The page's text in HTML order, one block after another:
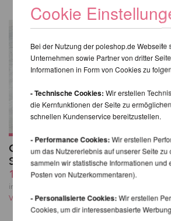
Glitzernde Overknee-
Strümpfe
19,48 EUR
inkl. 22 % MwSt.
Versandkosten
Cookie
Bei der Nutzung der poleshop.de Webseite
Unternehmen sowie Partner von dritter
Informationen in Form von Cookies zu
- Technische Cookies: Wir erstellen
die Kernfunktionen der Seite zu
schnellen Kundenservice bereitzustellen.
- Performance Cookies:Wir erstellen
um das Nutzererlebnis auf unserer Seite zu
sammeln wir statistische Informationen und
Posten von Nutzerkommentaren).
- Personalisierte Cookies:Wir erstellen
Cookies, um dir interessenbasierte